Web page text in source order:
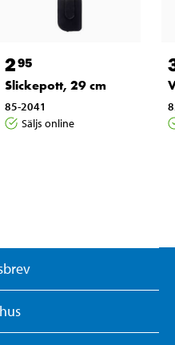
295
Slickepott, 29 cm
85-2041
Säljs online